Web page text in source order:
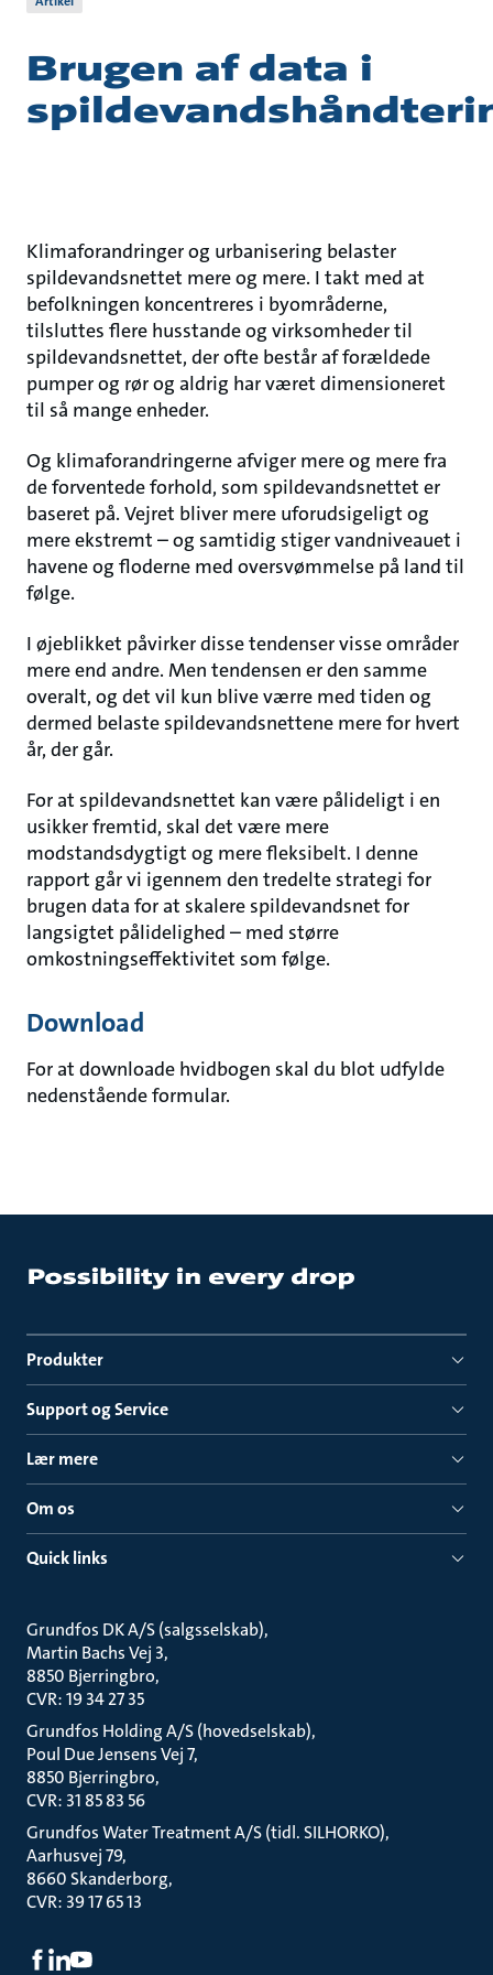
Brugen af data i
Klimaforandringer og urbanisering belaster
spildevandsnettet mere og mere. I takt med at
befolkningen koncentreres i byområderne,
tilsluttes flere husstande og virksomheder til
spildevandsnettet, der ofte består af forældede
pumper og rør og aldrig har været dimensioneret
til så mange enheder.
Og klimaforandringerne afviger mere og mere fra
de forventede forhold, som spildevandsnettet er
baseret på. Vejret bliver mere uforudsigeligt og
mere ekstremt – og samtidig stiger vandniveauet i
havene og floderne med oversvømmelse på land til
følge.
I øjeblikket påvirker disse tendenser visse områder
mere end andre. Men tendensen er den samme
overalt, og det vil kun blive værre med tiden og
dermed belaste spildevandsnettene mere for hvert
år, der går.
For at spildevandsnettet kan være pålideligt i en
usikker fremtid, skal det være mere
modstandsdygtigt og mere fleksibelt. I denne
rapport går vi igennem den tredelte strategi for
brugen data for at skalere spildevandsnet for
langsigtet pålidelighed – med større
omkostningseffektivitet som følge.
Download
For at downloade hvidbogen skal du blot udfylde
nedenstående formular.
Produkter
Support og Service
Lær mere
Om os
Quick links
Grundfos DK A/S (salgsselskab)
Martin Bachs Vej 3
8850 Bjerringbro
CVR: 19 34 27 35
Grundfos Holding A/S (hovedselskab)
Poul Due Jensens Vej 7
8850 Bjerringbro
CVR: 31 85 83 56
Grundfos Water Treatment A/S (tidl. SILHORKO)
Aarhusvej 79
8660 Skanderborg
CVR: 39 17 65 13